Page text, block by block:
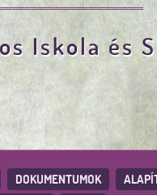
Iskola és
DOKUMENTUMOK